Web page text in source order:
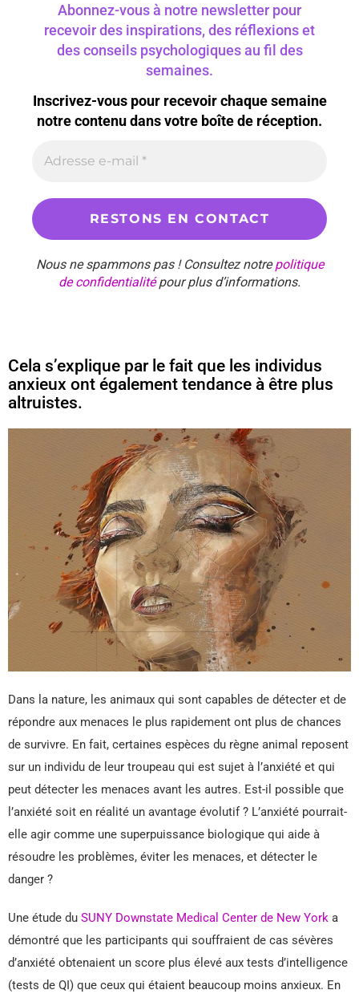
Abonnez-vous à notre newsletter pour
recevoir des inspirations, des réflexions et
des conseils psychologiques au fil des
semaines.
Inscrivez-vous pour recevoir chaque semaine
notre contenu dans votre boîte de réception.
Nous ne spammons pas ! Consultez notrepolitique
de confidentialitépour plus d’informations.
Cela s’explique par le fait que les individus
anxieux ont également tendance à être plus
altruistes.
Dans la nature, les animaux qui sont capables de détecter et de
répondre aux menaces le plus rapidement ont plus de chances
de survivre. En fait, certaines espèces du règne animal reposent
sur un individu de leur troupeau qui est sujet à l’anxiété et qui
peut détecter les menaces avant les autres. Est-il possible que
l’anxiété soit en réalité un avantage évolutif ? L’anxiété pourrait-
elle agir comme une superpuissance biologique qui aide à
résoudre les problèmes, éviter les menaces, et détecter le
danger ?
Une étude du SUNY Downstate Medical Center de New York a
démontré que les participants qui souffraient de cas sévères
d’anxiété obtenaient un score plus élevé aux tests d’intelligence
(tests de QI) que ceux qui étaient beaucoup moins anxieux. En